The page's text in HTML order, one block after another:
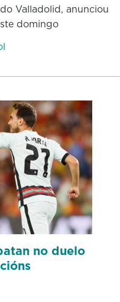
Valladolid, anunciou
domingo
no duelo